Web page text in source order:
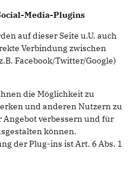
Media-Plugins
auf dieser Seite u.U. auch
Verbindung zwischen
Facebook/Twitter/Google)
die Möglichkeit zu
und anderen Nutzern zu
verbessern und für
können.
der Plug-ins ist Art. 6 Abs. 1